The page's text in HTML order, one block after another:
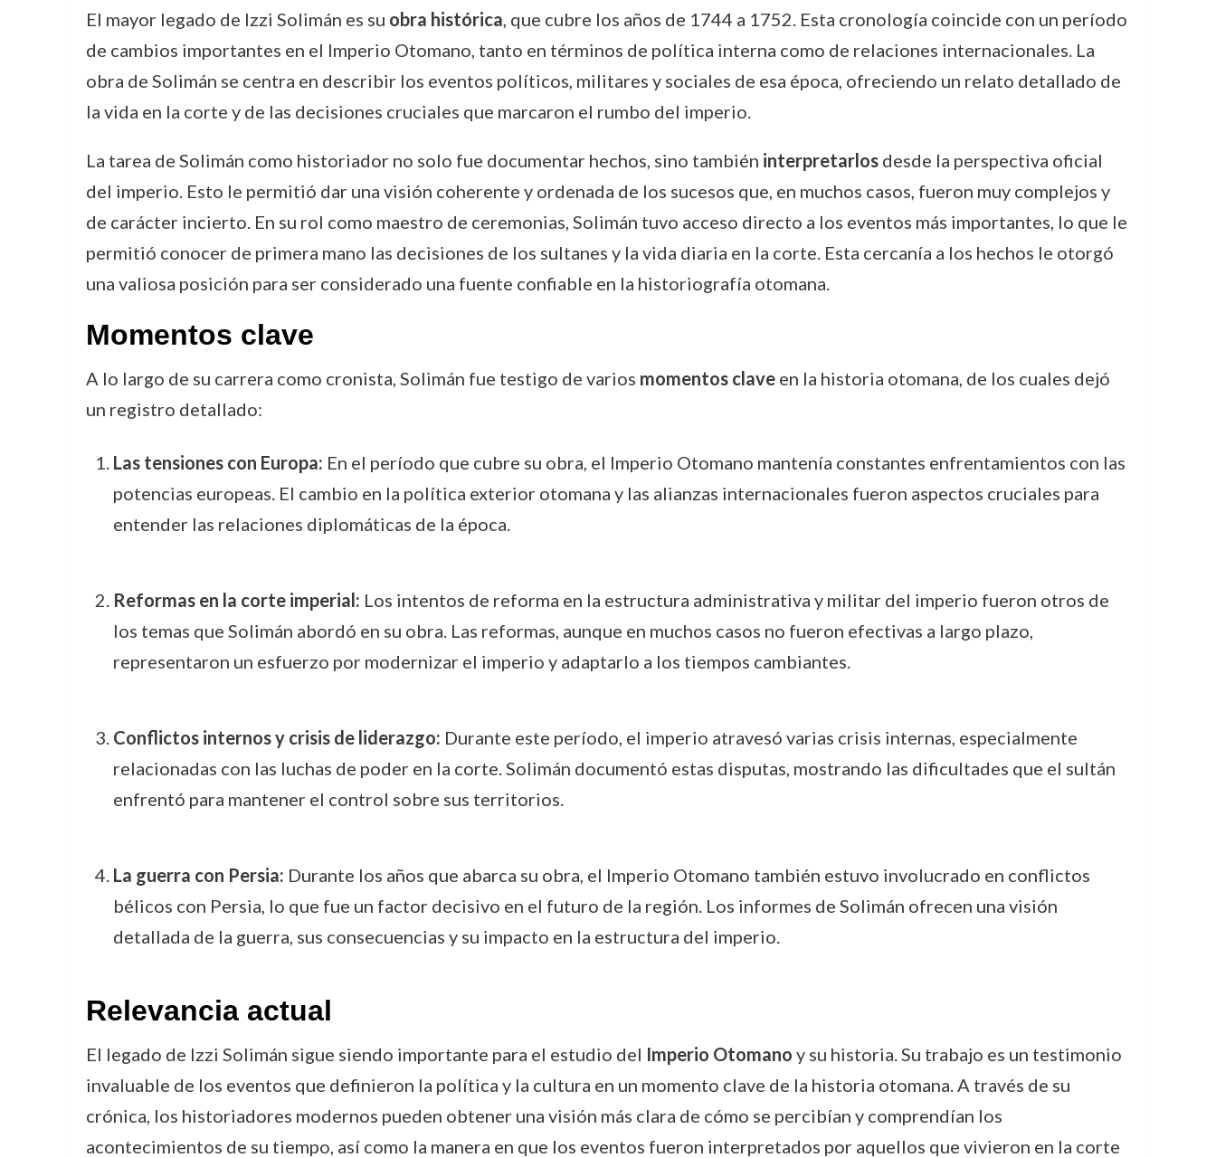
El mayor legado de Izzi Solimán es su obra histórica, que cubre los años de 1744 a 1752. Esta cronología coincide con un período
de cambios importantes en el Imperio Otomano, tanto en términos de política interna como de relaciones internacionales. La
obra de Solimán se centra en describir los eventos políticos, militares y sociales de esa época, ofreciendo un relato detallado de
la vida en la corte y de las decisiones cruciales que marcaron el rumbo del imperio.
La tarea de Solimán como historiador no solo fue documentar hechos, sino también interpretarlosdesde la perspectiva oficial
del imperio. Esto le permitió dar una visión coherente y ordenada de los sucesos que, en muchos casos, fueron muy complejos y
de carácter incierto. En su rol como maestro de ceremonias, Solimán tuvo acceso directo a los eventos más importantes, lo que le
permitió conocer de primera mano las decisiones de los sultanes y la vida diaria en la corte. Esta cercanía a los hechos le otorgó
una valiosa posición para ser considerado una fuente confiable en la historiografía otomana.
Momentos clave
A lo largo de su carrera como cronista, Solimán fue testigo de varios momentos claveen la historia otomana, de los cuales dejó
un registro detallado:
Las tensiones con Europa: En el período que cubre su obra, el Imperio Otomano mantenía constantes enfrentamientos con las
potencias europeas. El cambio en la política exterior otomana y las alianzas internacionales fueron aspectos cruciales para
entender las relaciones diplomáticas de la época.
Reformas en la corte imperial: Los intentos de reforma en la estructura administrativa y militar del imperio fueron otros de
los temas que Solimán abordó en su obra. Las reformas, aunque en muchos casos no fueron efectivas a largo plazo,
representaron un esfuerzo por modernizar el imperio y adaptarlo a los tiempos cambiantes.
Conflictos internos y crisis de liderazgo: Durante este período, el imperio atravesó varias crisis internas, especialmente
relacionadas con las luchas de poder en la corte. Solimán documentó estas disputas, mostrando las dificultades que el sultán
enfrentó para mantener el control sobre sus territorios.
La guerra con Persia: Durante los años que abarca su obra, el Imperio Otomano también estuvo involucrado en conflictos
bélicos con Persia, lo que fue un factor decisivo en el futuro de la región. Los informes de Solimán ofrecen una visión
detallada de la guerra, sus consecuencias y su impacto en la estructura del imperio.
Relevancia actual
El legado de Izzi Solimán sigue siendo importante para el estudio del Imperio Otomano y su historia. Su trabajo es un testimonio
invaluable de los eventos que definieron la política y la cultura en un momento clave de la historia otomana. A través de su
crónica, los historiadores modernos pueden obtener una visión más clara de cómo se percibían y comprendían los
acontecimientos de su tiempo, así como la manera en que los eventos fueron interpretados por aquellos que vivieron en la corte